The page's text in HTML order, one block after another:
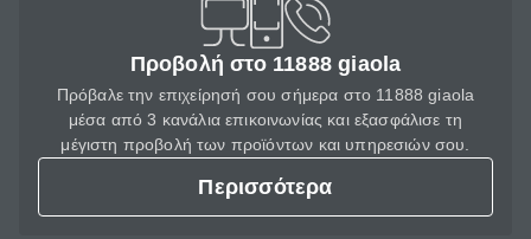
Προβολή στο 11888 giaola
Πρόβαλε την επιχείρησή σου σήμερα στο 11888 giaola
μέσα από 3 κανάλια επικοινωνίας και εξασφάλισε τη
μέγιστη προβολή των προϊόντων και υπηρεσιών σου.
Περισσότερα